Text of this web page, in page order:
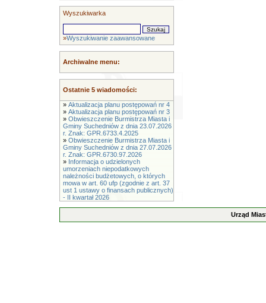
Wyszukiwarka
»Wyszukiwanie zaawansowane
Archiwalne menu:
Ostatnie 5 wiadomości:
» Aktualizacja planu postępowań nr 4
» Aktualizacja planu postępowań nr 3
» Obwieszczenie Burmistrza Miasta i
Gminy Suchedniów z dnia 23.07.2026
r. Znak: GPR.6733.4.2025
» Obwieszczenie Burmistrza Miasta i
Gminy Suchedniów z dnia 27.07.2026
r. Znak: GPR.6730.97.2026
» Informacja o udzielonych
umorzeniach niepodatkowych
należności budżetowych, o których
mowa w art. 60 ufp (zgodnie z art. 37
ust 1 ustawy o finansach publicznych)
- II kwartał 2026
Urząd